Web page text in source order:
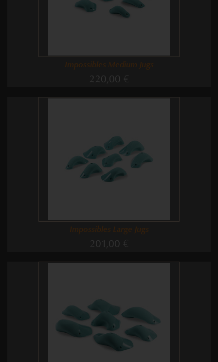
Impossibles Medium Jugs
220,00 €
Impossibles Large Jugs
201,00 €